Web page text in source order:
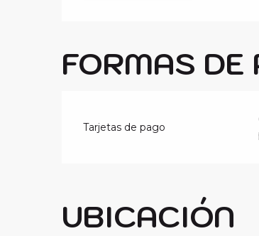
FORMAS DE
Tarjetas de pago
UBICACIÓN